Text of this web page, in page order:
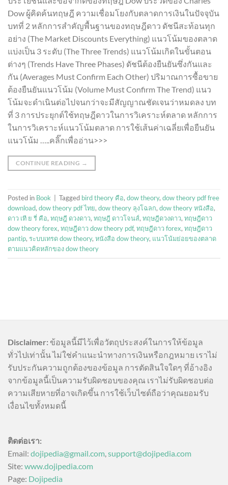
Dow ผู้คิดค้นทฤษฎี ความเชื่อมโยงกับตลาดการเงินในปัจจุบัน
บทที่ 2 หลักการสำคัญพื้นฐานของทฤษฎีดาว ดัชนีสะท้อนทุก
อย่าง (The Market Discounts Everything) แนวโน้มของตลาด
แบ่งเป็น 3 ระดับ (The Three Trends) แนวโน้มเกิดในขั้นตอน
ต่างๆ (Trends Have Three Phases) ดัชนีต้องยืนยันซึ่งกันและ
กัน (Averages Must Confirm Each Other) ปริมาณการซื้อขาย
ต้องยืนยันแนวโน้ม (Volume Must Confirm The Trend) แนว
โน้มจะดำเนินต่อไปจนกว่าจะมีสัญญาณชัดเจนว่าหมดลง บท
ที่ 3 การประยุกต์ใช้ทฤษฎีดาวในการวิเคราะห์ตลาด หลักการ
ในการวิเคราะห์แนวโน้มตลาด การใช้เส้นค่าเฉลี่ยเพื่อยืนยัน
แนวโน้ม …..คลิ๊กเพื่ออ่าน>>>
CONTINUE READING →
Posted in Book Tagged bird theory คือ, dow theory, dow theory pdf free
download, dow theory pdf ไทย, dow theory ลุงโฉลก, dow theory หนังสือ,
ดาว เที ย รี่ คือ, ทฤษฎี ดวงดาว, ทฤษฎี ดาวโจนส์, ทฤษฎีดวงดาว, ทฤษฎีดาว
dow theory forex, ทฤษฎีดาว dow theory pdf, ทฤษฎีดาว forex, ทฤษฎีดาว
pantip, ระบบเทรด dow theory, หนังสือ dow theory, แนวโน้มย่อยของตลาด
ตามแนวคิดหลักของ dow theory
Disclaimer: ข้อมูลนี้มีไว้เพื่อวัตถุประสงค์ในการให้ข้อมูล
ทั่วไปเท่านั้น ไม่ใช่คำแนะนำทางการเงินหรือกฎหมาย เราไม่
รับประกันความถูกต้องของข้อมูล การตัดสินใจใดๆ ที่อ้างอิง
จากข้อมูลนี้เป็นความรับผิดชอบของคุณ เราไม่รับผิดชอบต่อ
ความเสียหายที่อาจเกิดขึ้น การใช้เว็บไซต์ถือว่าคุณยอมรับ
เงื่อนไขทั้งหมดนี้
ติดต่อเรา:
Email: dojipedia@gmail.com,support@dojipedia.com
Site: www.dojipedia.com
Page: Dojipedia